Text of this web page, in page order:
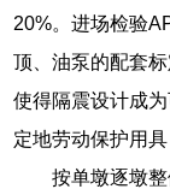
20%。进场检验
顶、油泵的配套
使得隔震设计成
定地劳动保护用
按单墩逐墩